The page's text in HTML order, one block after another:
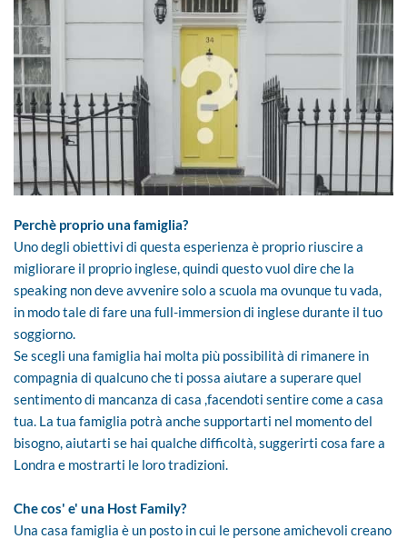
Perchè proprio una famiglia?
Uno degli obiettivi di questa esperienza è proprio riuscire a
migliorare il proprio inglese, quindi questo vuol dire che la
speaking non deve avvenire solo a scuola ma ovunque tu vada,
in modo tale di fare una full-immersion di inglese durante il tuo
soggiorno.
Se scegli una famiglia hai molta più possibilità di rimanere in
compagnia di qualcuno che ti possa aiutare a superare quel
sentimento di mancanza di casa ,facendoti sentire come a casa
tua. La tua famiglia potrà anche supportarti nel momento del
bisogno, aiutarti se hai qualche difficoltà, suggerirti cosa fare a
Londra e mostrarti le loro tradizioni.
Che cos' e' una Host Family?
Una casa famiglia è un posto in cui le persone amichevoli creano